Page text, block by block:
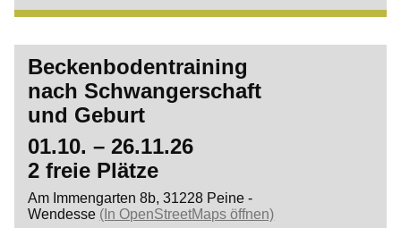
Beckenbodentraining
nach Schwangerschaft
und Geburt
01.10. – 26.11.26
2 freie Plätze
Am Immengarten 8b, 31228 Peine -
Wendesse (In OpenStreetMaps öffnen)